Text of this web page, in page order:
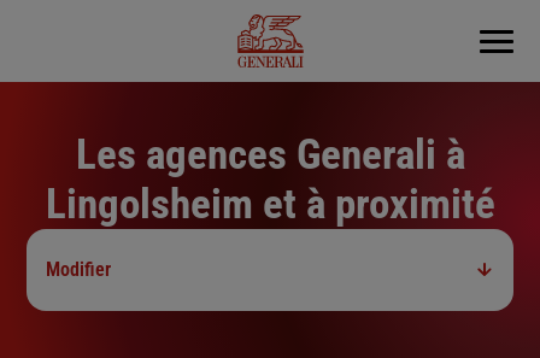
Menu
Les agences Generali à
Lingolsheim et à proximité
Modifier